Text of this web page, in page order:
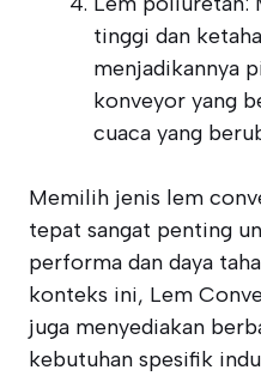
tinggi dan
menjadikannya
konveyor yang
cuaca yang
Memilih jenis lem
tepat sangat penting
performa dan daya
konteks ini, Lem
juga menyediakan
kebutuhan spesifik